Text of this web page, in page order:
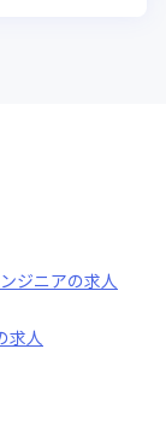
ジニアの求人
求人